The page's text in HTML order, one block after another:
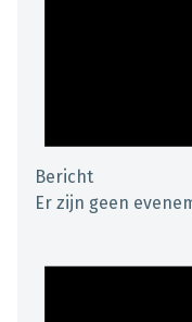
Bericht
Er zijn geen